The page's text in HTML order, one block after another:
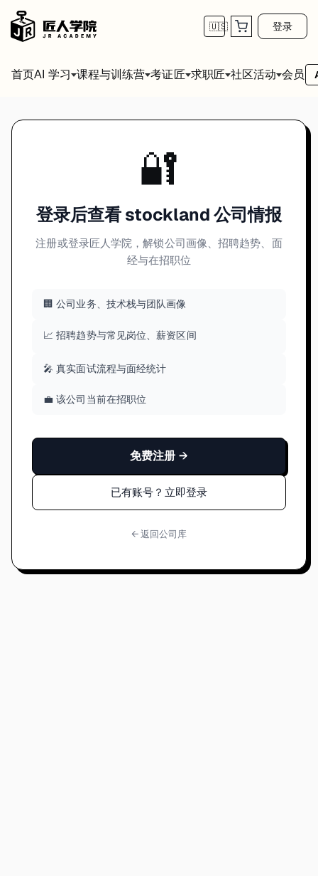
🇺🇸 登录
首页AI 学习 课程与训练营 考证匠 求职匠 社区活动 会员
🔐
登录后查看 stockland 公司情报
注册或登录匠人学院，解锁公司画像、招聘趋势、面
经与在招职位
🏢 公司业务、技术栈与团队画像
📈 招聘趋势与常见岗位、薪资区间
🎤 真实面试流程与面经统计
💼 该公司当前在招职位
免费注册 →
已有账号？立即登录
← 返回公司库